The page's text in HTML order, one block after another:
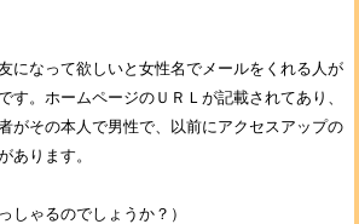
になって欲しいと女性名でメールをくれる人が
す。ホームページのＵＲＬが記載されてあり、
がその本人で男性で、以前にアクセスアップの
あります。
しゃるのでしょうか？）